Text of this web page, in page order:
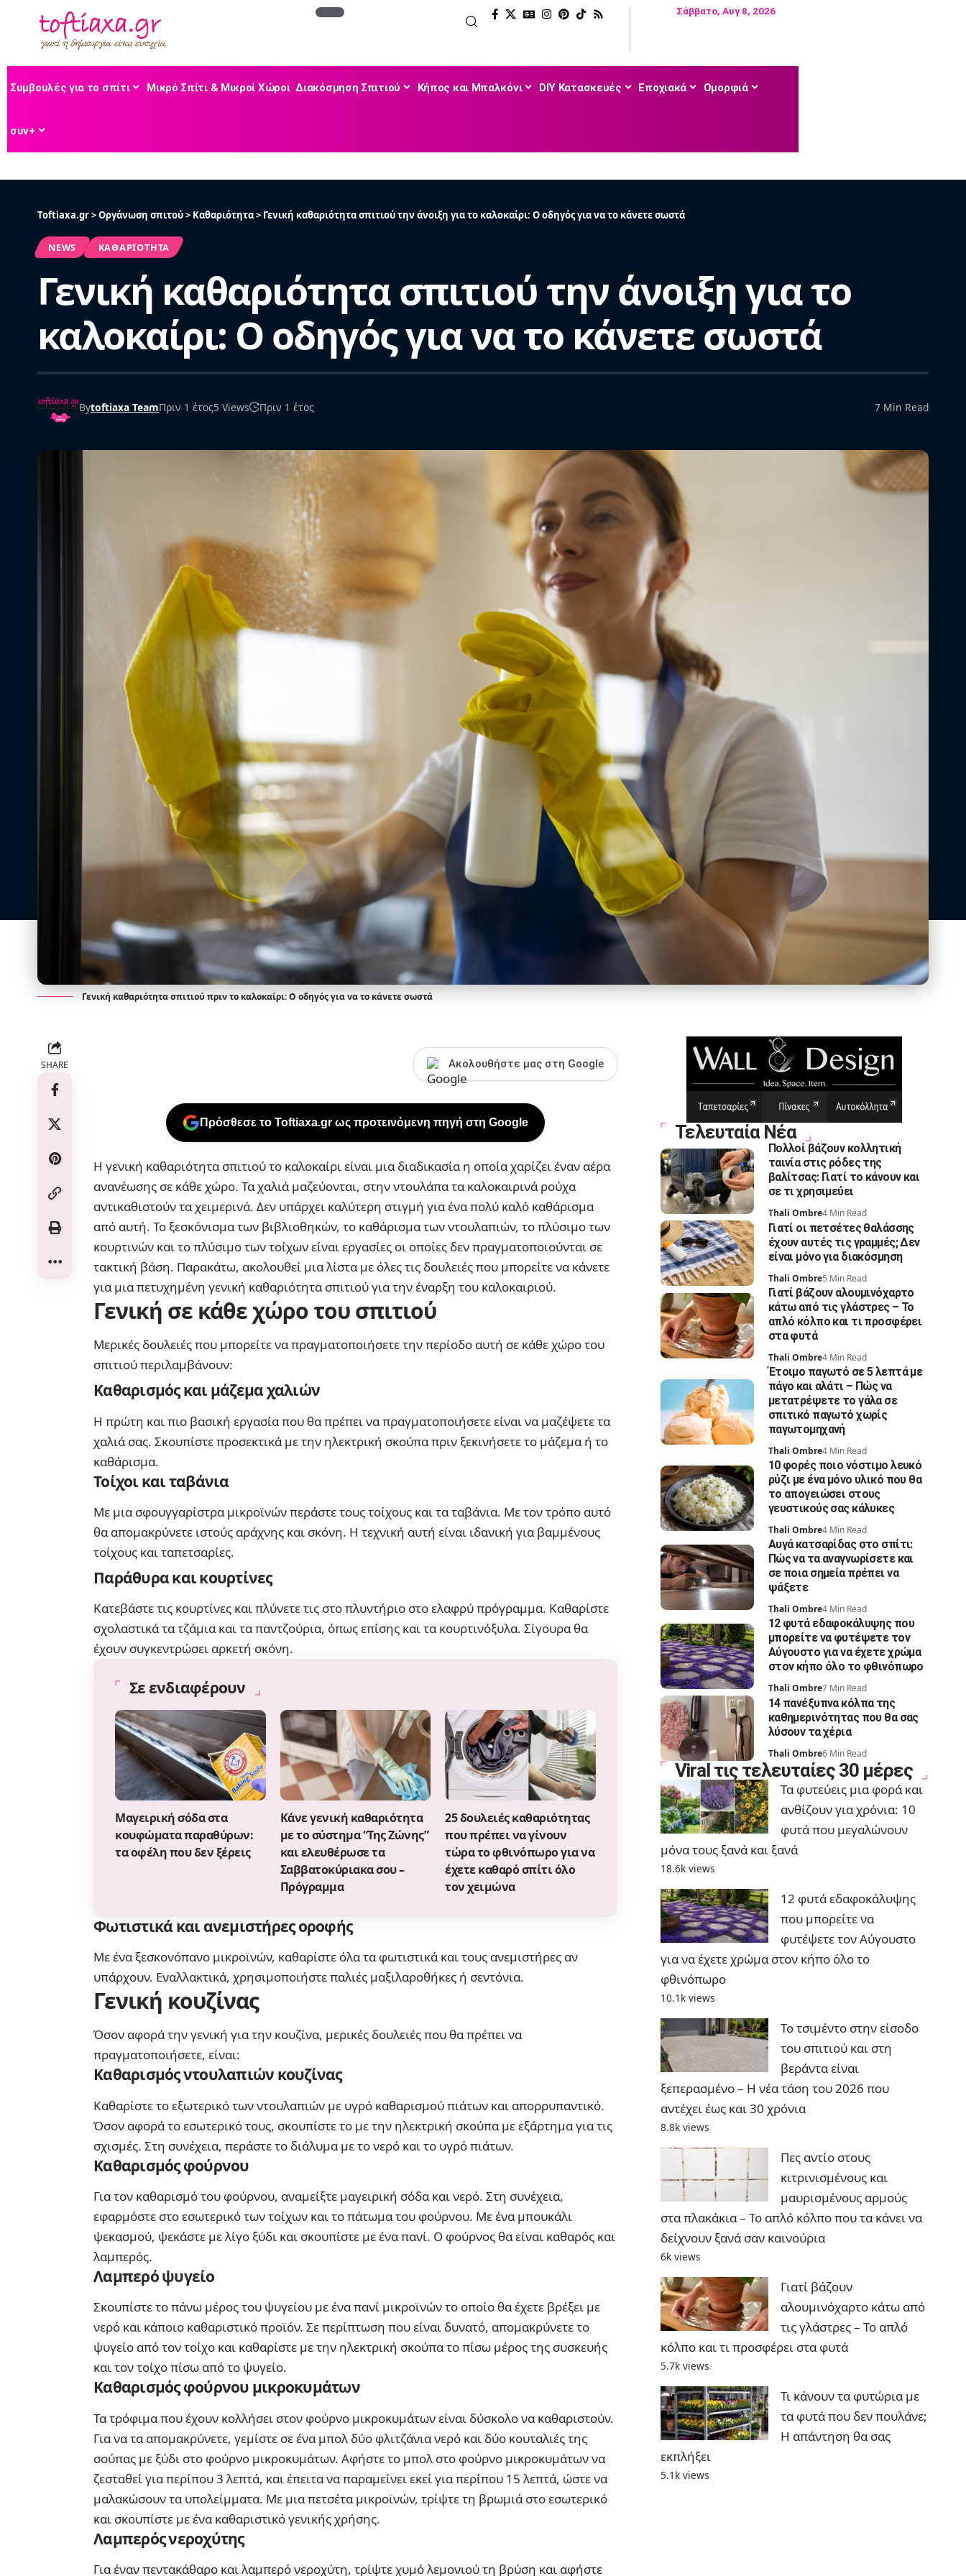
Σάββατο, Αυγ 8, 2026
Συμβουλές για το σπίτι Μικρό Σπίτι & Μικροί Χώροι Διακόσμηση Σπιτιού Κήπος και Μπαλκόνι DIY Κατασκευές Εποχιακά Ομορφιά
συν+
Toftiaxa.gr>Οργάνωση σπιτού> Καθαριότητα> Γενική καθαριότητα σπιτιού την άνοιξη για το καλοκαίρι: Ο οδηγός για να το κάνετε σωστά
NEWS ΚΑΘΑΡΙΌΤΗΤΑ
Γενική καθαριότητα σπιτιού την άνοιξη για το
καλοκαίρι: Ο οδηγός για να το κάνετε σωστά
Bytoftiaxa TeamΠριν 1 έτος5 Views Πριν 1 έτος 7 Min Read
Γενική καθαριότητα σπιτιού πριν το καλοκαίρι: Ο οδηγός για να το κάνετε σωστά
SHARE Ακολουθήστε μας στη Google
Πρόσθεσε το Toftiaxa.gr ως προτεινόμενη πηγή στη Google
Η γενική καθαριότητα σπιτιού το καλοκαίρι είναι μια διαδικασία η οποία χαρίζει έναν αέρα
ανανέωσης σε κάθε χώρο. Τα χαλιά μαζεύονται, στην ντουλάπα τα καλοκαιρινά ρούχα
αντικαθιστούν τα χειμερινά. Δεν υπάρχει καλύτερη στιγμή για ένα πολύ καλό καθάρισμα
από αυτή. Το ξεσκόνισμα των βιβλιοθηκών, το καθάρισμα των ντουλαπιών, το πλύσιμο των
κουρτινών και το πλύσιμο των τοίχων είναι εργασίες οι οποίες δεν πραγματοποιούνται σε
τακτική βάση. Παρακάτω, ακολουθεί μια λίστα με όλες τις δουλειές που μπορείτε να κάνετε
για μια πετυχημένη γενική καθαριότητα σπιτιού για την έναρξη του καλοκαιριού.
Γενική σε κάθε χώρο του σπιτιού
Μερικές δουλειές που μπορείτε να πραγματοποιήσετε την περίοδο αυτή σε κάθε χώρο του
σπιτιού περιλαμβάνουν:
Καθαρισμός και μάζεμα χαλιών
Η πρώτη και πιο βασική εργασία που θα πρέπει να πραγματοποιήσετε είναι να μαζέψετε τα
χαλιά σας. Σκουπίστε προσεκτικά με την ηλεκτρική σκούπα πριν ξεκινήσετε το μάζεμα ή το
καθάρισμα.
Τοίχοι και ταβάνια
Με μια σφουγγαρίστρα μικροϊνών περάστε τους τοίχους και τα ταβάνια. Με τον τρόπο αυτό
θα απομακρύνετε ιστούς αράχνης και σκόνη. Η τεχνική αυτή είναι ιδανική για βαμμένους
τοίχους και ταπετσαρίες.
Παράθυρα και κουρτίνες
Κατεβάστε τις κουρτίνες και πλύνετε τις στο πλυντήριο στο ελαφρύ πρόγραμμα. Καθαρίστε
σχολαστικά τα τζάμια και τα παντζούρια, όπως επίσης και τα κουρτινόξυλα. Σίγουρα θα
έχουν συγκεντρώσει αρκετή σκόνη.
Σε ενδιαφέρουν
Μαγειρική σόδα στα
κουφώματα παραθύρων:
τα οφέλη που δεν ξέρεις
Κάνε γενική καθαριότητα
με το σύστημα “Της Ζώνης”
και ελευθέρωσε τα
Σαββατοκύριακα σου –
Πρόγραμμα
25 δουλειές καθαριότητας
που πρέπει να γίνουν
τώρα το φθινόπωρο για να
έχετε καθαρό σπίτι όλο
τον χειμώνα
Φωτιστικά και ανεμιστήρες οροφής
Με ένα ξεσκονόπανο μικροϊνών, καθαρίστε όλα τα φωτιστικά και τους ανεμιστήρες αν
υπάρχουν. Εναλλακτικά, χρησιμοποιήστε παλιές μαξιλαροθήκες ή σεντόνια.
Γενική κουζίνας
Όσον αφορά την γενική για την κουζίνα, μερικές δουλειές που θα πρέπει να
πραγματοποιήσετε, είναι:
Καθαρισμός ντουλαπιών κουζίνας
Καθαρίστε το εξωτερικό των ντουλαπιών με υγρό καθαρισμού πιάτων και απορρυπαντικό.
Όσον αφορά το εσωτερικό τους, σκουπίστε το με την ηλεκτρική σκούπα με εξάρτημα για τις
σχισμές. Στη συνέχεια, περάστε το διάλυμα με το νερό και το υγρό πιάτων.
Καθαρισμός φούρνου
Για τον καθαρισμό του φούρνου, αναμείξτε μαγειρική σόδα και νερό. Στη συνέχεια,
εφαρμόστε στο εσωτερικό των τοίχων και το πάτωμα του φούρνου. Με ένα μπουκάλι
ψεκασμού, ψεκάστε με λίγο ξύδι και σκουπίστε με ένα πανί. Ο φούρνος θα είναι καθαρός και
λαμπερός.
Λαμπερό ψυγείο
Σκουπίστε το πάνω μέρος του ψυγείου με ένα πανί μικροϊνών το οποίο θα έχετε βρέξει με
νερό και κάποιο καθαριστικό προϊόν. Σε περίπτωση που είναι δυνατό, απομακρύνετε το
ψυγείο από τον τοίχο και καθαρίστε με την ηλεκτρική σκούπα το πίσω μέρος της συσκευής
και τον τοίχο πίσω από το ψυγείο.
Καθαρισμός φούρνου μικροκυμάτων
Τα τρόφιμα που έχουν κολλήσει στον φούρνο μικροκυμάτων είναι δύσκολο να καθαριστούν.
Για να τα απομακρύνετε, γεμίστε σε ένα μπολ δύο φλιτζάνια νερό και δύο κουταλιές της
σούπας με ξύδι στο φούρνο μικροκυμάτων. Αφήστε το μπολ στο φούρνο μικροκυμάτων να
ζεσταθεί για περίπου 3 λεπτά, και έπειτα να παραμείνει εκεί για περίπου 15 λεπτά, ώστε να
μαλακώσουν τα υπολείμματα. Με μια πετσέτα μικροϊνών, τρίψτε τη βρωμιά στο εσωτερικό
και σκουπίστε με ένα καθαριστικό γενικής χρήσης.
Λαμπερός νεροχύτης
Για έναν πεντακάθαρο και λαμπερό νεροχύτη, τρίψτε χυμό λεμονιού τη βρύση και αφήστε
Τελευταία Νέα
Πολλοί βάζουν κολλητική
ταινία στις ρόδες της
βαλίτσας: Γιατί το κάνουν και
σε τι χρησιμεύει
Thali Ombre4 Min Read
Γιατί οι πετσέτες θαλάσσης
έχουν αυτές τις γραμμές; Δεν
είναι μόνο για διακόσμηση
Thali Ombre5 Min Read
Γιατί βάζουν αλουμινόχαρτο
κάτω από τις γλάστρες – Το
απλό κόλπο και τι προσφέρει
στα φυτά
Thali Ombre4 Min Read
Έτοιμο παγωτό σε 5 λεπτά με
πάγο και αλάτι – Πώς να
μετατρέψετε το γάλα σε
σπιτικό παγωτό χωρίς
παγωτομηχανή
Thali Ombre4 Min Read
10 φορές ποιο νόστιμο λευκό
ρύζι με ένα μόνο υλικό που θα
το απογειώσει στους
γευστικούς σας κάλυκες
Thali Ombre4 Min Read
Αυγά κατσαρίδας στο σπίτι:
Πώς να τα αναγνωρίσετε και
σε ποια σημεία πρέπει να
ψάξετε
Thali Ombre4 Min Read
12 φυτά εδαφοκάλυψης που
μπορείτε να φυτέψετε τον
Αύγουστο για να έχετε χρώμα
στον κήπο όλο το φθινόπωρο
Thali Ombre7 Min Read
14 πανέξυπνα κόλπα της
καθημερινότητας που θα σας
λύσουν τα χέρια
Thali Ombre6 Min Read
Viral τις τελευταίες 30 μέρες
Τα φυτεύεις μια φορά και
ανθίζουν για χρόνια: 10
φυτά που μεγαλώνουν
μόνα τους ξανά και ξανά
18.6k views
12 φυτά εδαφοκάλυψης
που μπορείτε να
φυτέψετε τον Αύγουστο
για να έχετε χρώμα στον κήπο όλο το
φθινόπωρο
10.1k views
Το τσιμέντο στην είσοδο
του σπιτιού και στη
βεράντα είναι
ξεπερασμένο – Η νέα τάση του 2026 που
αντέχει έως και 30 χρόνια
8.8k views
Πες αντίο στους
κιτρινισμένους και
μαυρισμένους αρμούς
στα πλακάκια – Το απλό κόλπο που τα κάνει να
δείχνουν ξανά σαν καινούρια
6k views
Γιατί βάζουν
αλουμινόχαρτο κάτω από
τις γλάστρες – Το απλό
κόλπο και τι προσφέρει στα φυτά
5.7k views
Τι κάνουν τα φυτώρια με
τα φυτά που δεν πουλάνε;
Η απάντηση θα σας
εκπλήξει
5.1k views